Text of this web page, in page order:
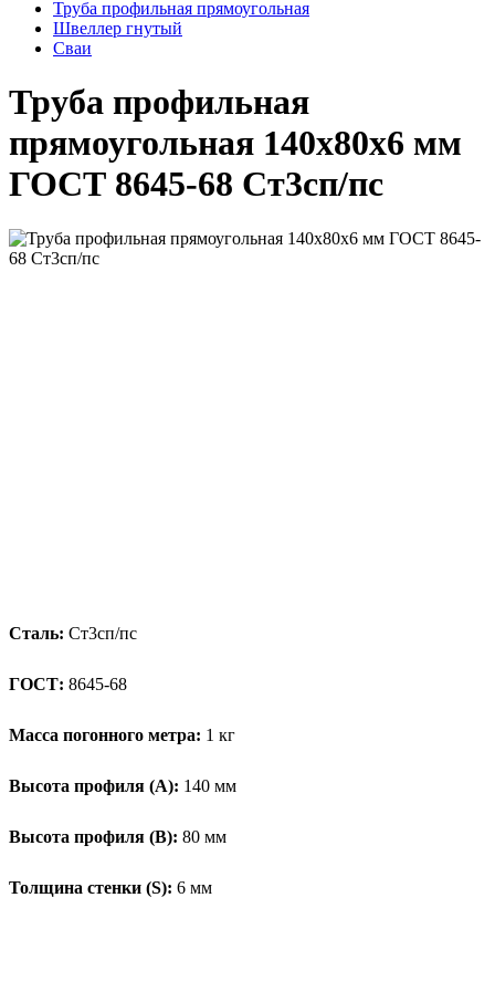
Труба профильная прямоугольная
Швеллер гнутый
Сваи
Труба профильная
прямоугольная 140x80x6 мм
ГОСТ 8645-68 Ст3сп/пс
Сталь: Ст3сп/пс
ГОСТ: 8645-68
Масса погонного метра: 1 кг
Высота профиля (А): 140 мм
Высота профиля (B): 80 мм
Толщина стенки (S): 6 мм